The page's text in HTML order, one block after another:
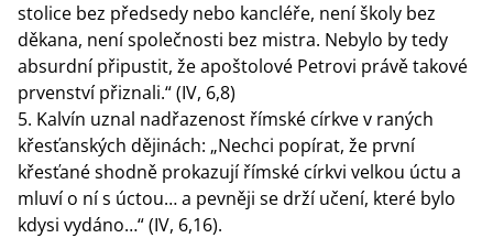
stolice bez předsedy nebo kancléře, není školy bez
děkana, není společnosti bez mistra. Nebylo by tedy
absurdní připustit, že apoštolové Petrovi právě takové
prvenství přiznali.“ (IV, 6,8)
Kalvín uznal nadřazenost římské církve v raných
křesťanských dějinách: „Nechci popírat, že první
křesťané shodně prokazují římské církvi velkou úctu a
mluví o ní s úctou… a pevněji se drží učení, které bylo
kdysi vydáno…“ (IV, 6,16).